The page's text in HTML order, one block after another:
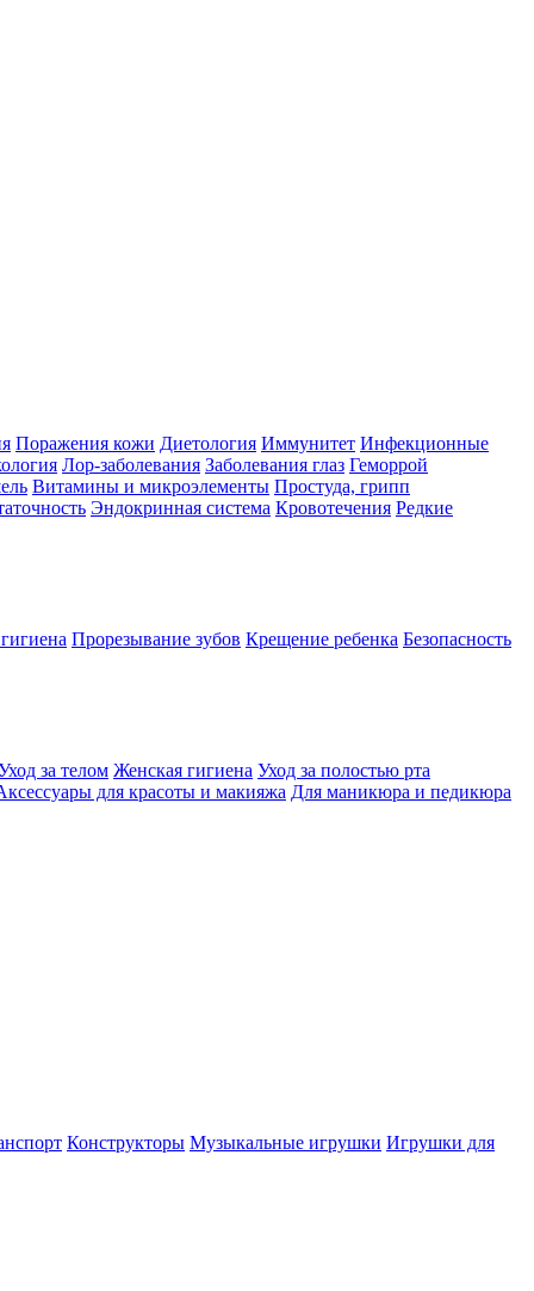
Поражения кожи Диетология Иммунитет Инфекционные
Лор-заболевания Заболевания глаз Геморрой
Витамины и микроэлементы Простуда, грипп
Эндокринная система Кровотечения Редкие
Прорезывание зубов Крещение ребенка Безопасность
за телом Женская гигиена Уход за полостью рта
для красоты и макияжа Для маникюра и педикюра
Конструкторы Музыкальные игрушки Игрушки для